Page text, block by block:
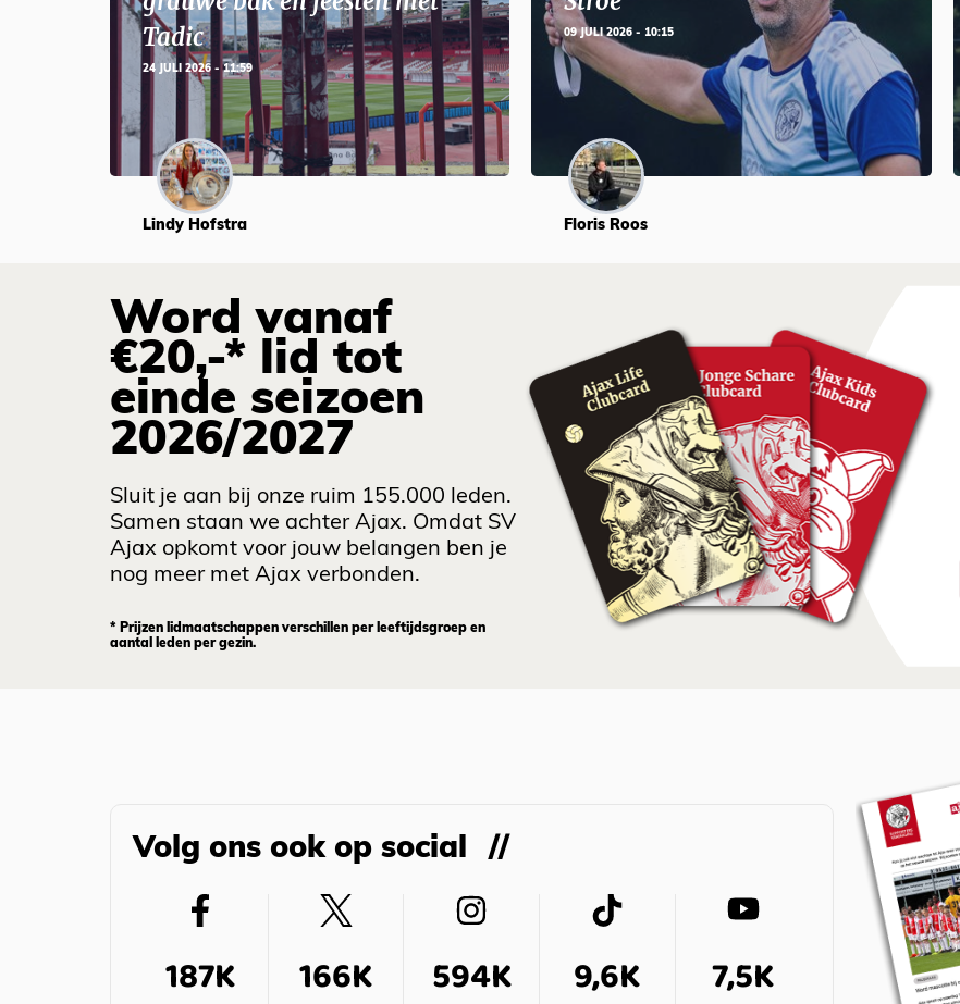
Tadic
24 JULI 2026 - 11:59
Lindy Hofstra
09 JULI 2026 - 10:15
Floris Roos
Word vanaf
€20,-* lid tot
einde seizoen
2026/2027
Sluit je aan bij onze ruim 155.000 leden.
Samen staan we achter Ajax. Omdat SV
Ajax opkomt voor jouw belangen ben je
nog meer met Ajax verbonden.
* Prijzen lidmaatschappen verschillen per leeftijdsgroep en
aantal leden per gezin.
Volg ons ook op social
187K 166K 594K 9,6K 7,5K